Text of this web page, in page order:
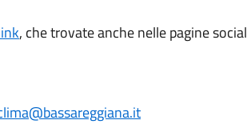
, che trovate anche nelle pagine social